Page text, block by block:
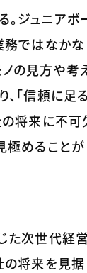
。ジュニアボ
務ではなかな
の見方や考
「信頼に足る
の将来に不可
極めることが
た次世代経営
の将来を見据